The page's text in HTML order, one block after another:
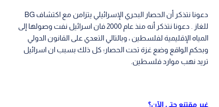
دعونا نتذكر أن الحصار البحري الإسرائيلي يتزامن مع اكتشاف BG
للغاز . دعونا نتذكر أنه منذ عام 2000 فان اسرائيل نفت وصولها إلى
المياه الإقليمية لفلسطين ، وبالتالي التعدي على القانون الدولي
وبحكم الواقع وضع غزة تحت الحصار؛ كل ذلك بسبب ان اسرائيل
تريد نهب موارد فلسطين.
غير مقتنع حتى الآن؟